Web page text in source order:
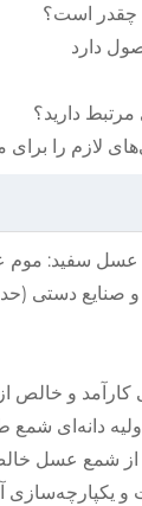
عسل سفید:
و صنایع دستی
و خالص
دانه‌ای
شمع عسل خالص
و یکپارچه‌سازی